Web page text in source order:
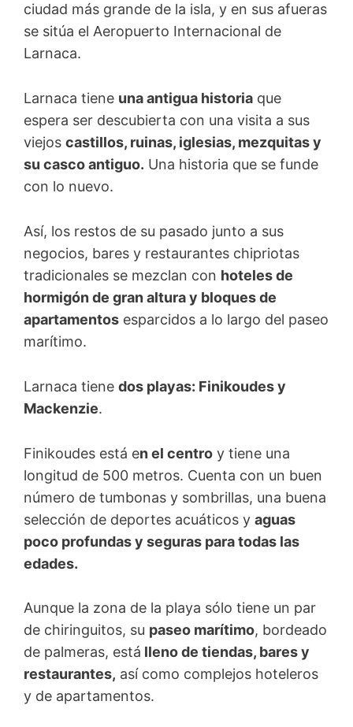
ciudad más grande de la isla, y en sus afueras
se sitúa el Aeropuerto Internacional de
Larnaca.
Larnaca tiene una antigua historia que
espera ser descubierta con una visita a sus
viejos castillos, ruinas, iglesias, mezquitas y
su casco antiguo. Una historia que se funde
con lo nuevo.
Así, los restos de su pasado junto a sus
negocios, bares y restaurantes chipriotas
tradicionales se mezclan con hoteles de
hormigón de gran altura y bloques de
apartamentos esparcidos a lo largo del paseo
marítimo.
Larnaca tiene dos playas: Finikoudes y
Mackenzie.
Finikoudes está en el centro y tiene una
longitud de 500 metros. Cuenta con un buen
número de tumbonas y sombrillas, una buena
selección de deportes acuáticos y aguas
poco profundas y seguras para todas las
edades.
Aunque la zona de la playa sólo tiene un par
de chiringuitos, su paseo marítimo, bordeado
de palmeras, está lleno de tiendas, bares y
restaurantes, así como complejos hoteleros
y de apartamentos.